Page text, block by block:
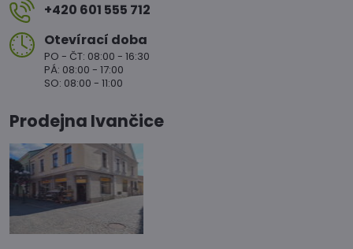
+420 601 555 712
Otevírací doba
PO - ČT: 08:00 - 16:30
PÁ: 08:00 - 17:00
SO: 08:00 - 11:00
Prodejna Ivančice